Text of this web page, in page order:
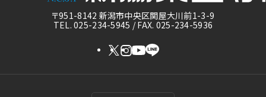
〒951-8142 新潟市中央区関屋大川前1-3-9
TEL. 025-234-5945 / FAX. 025-234-5936